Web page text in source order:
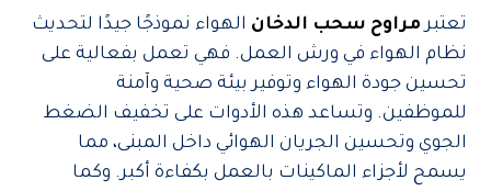
تعتبرمراوح سحب الدخان الهواء نموذجًا جيدًا لتحديث
نظام الهواء في ورش العمل. فهي تعمل بفعالية على
تحسين جودة الهواء وتوفير بيئة صحية وآمنة
للموظفين. وتساعد هذه الأدوات على تخفيف الضغط
الجوي وتحسين الجريان الهوائي داخل المبنى، مما
يسمح لأجزاء الماكينات بالعمل بكفاءة أكبر. وكما